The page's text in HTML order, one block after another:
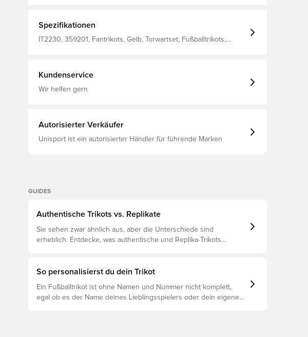
Spezifikationen
IT2230, 359201, Fantrikots, Gelb, Torwartset, Fußballtrikots,
Kundenservice
Wir helfen gern
Autorisierter Verkäufer
Unisport ist ein autorisierter Händler für führende Marken
GUIDES
Authentische Trikots vs. Replikate
Sie sehen zwar ähnlich aus, aber die Unterschiede sind
erheblich. Entdecke, was authentische und Replika-Trikots
So personalisierst du dein Trikot
Ein Fußballtrikot ist ohne Namen und Nummer nicht komplett,
egal ob es der Name deines Lieblingsspielers oder dein eigener